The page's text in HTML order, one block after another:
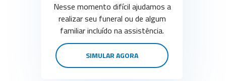
Nesse momento difícil ajudamos a
realizar seu funeral ou de algum
familiar incluído na assistência.
SIMULAR AGORA